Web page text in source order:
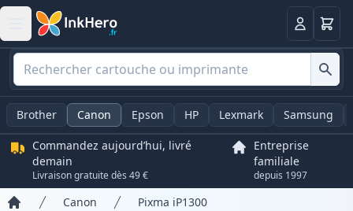
Panier
Brother Canon Epson HP Lexmark Samsung
Commandez aujourd’hui, livré
demain
Livraison gratuite dès 49 €
Entreprise
familiale
depuis 1997
Canon Pixma iP1300